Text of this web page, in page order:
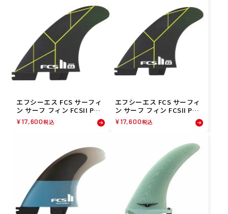
エフシーエス FCS サーフィ
ン サーフ フィン FCSII PC K
OLOHE ANDINO TRI FINS L
BLACK/ACID FKAL-PC06-L
¥17,600税込
エフシーエス FCS サーフィ
ン サーフ フィン FCSII PC K
OLOHE ANDINO TRI FINS
M BLACK/ACID FKAM-PC06
¥17,600税込